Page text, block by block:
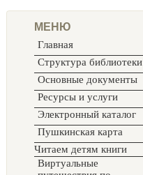
МЕНЮ
Главная
Структура библиотеки
Основные документы
Ресурсы и услуги
Электронный каталог
Пушкинская карта
Читаем детям книги
Виртуальные